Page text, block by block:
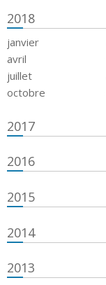
2018
janvier
avril
juillet
octobre
2017
2016
2015
2014
2013